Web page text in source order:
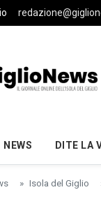
NEWS DITE LA
Isola del Giglio